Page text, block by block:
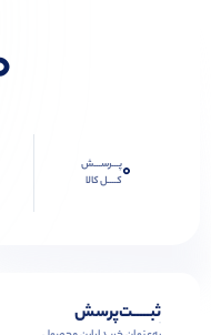
0پـــرســـش
کــــل کالا
ثبـــــت‌پرسش